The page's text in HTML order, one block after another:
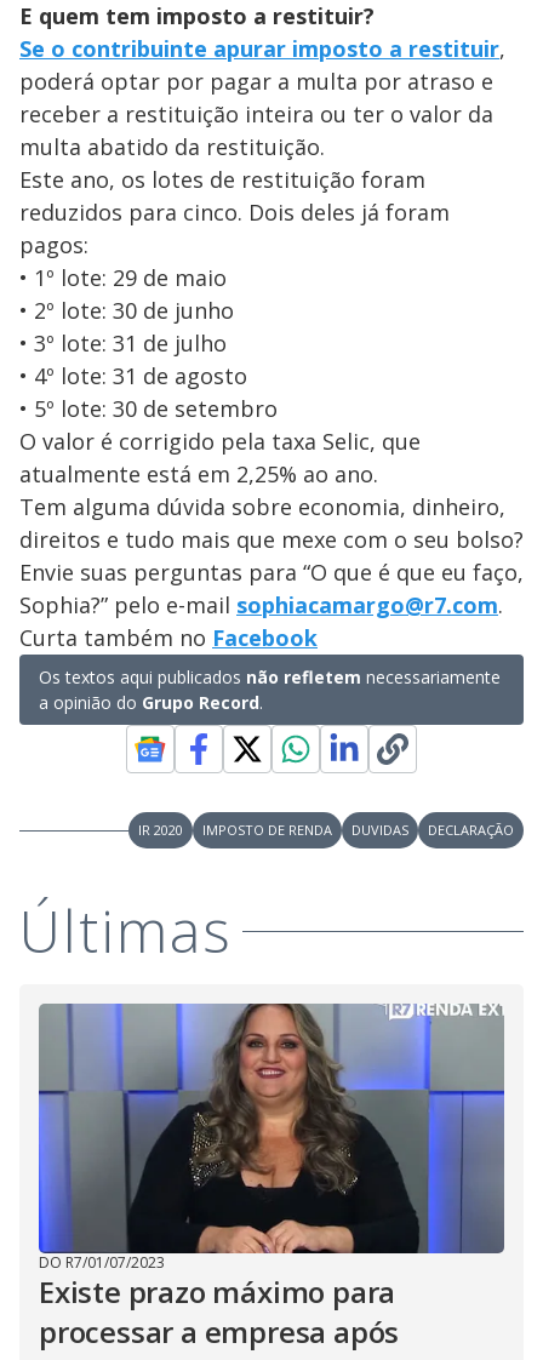
E quem tem imposto a restituir?
Se o contribuinte apurar imposto a restituir,
poderá optar por pagar a multa por atraso e
receber a restituição inteira ou ter o valor da
multa abatido da restituição.
Este ano, os lotes de restituição foram
reduzidos para cinco. Dois deles já foram
pagos:
• 1º lote: 29 de maio
• 2º lote: 30 de junho
• 3º lote: 31 de julho
• 4º lote: 31 de agosto
• 5º lote: 30 de setembro
O valor é corrigido pela taxa Selic, que
atualmente está em 2,25% ao ano.
Tem alguma dúvida sobre economia, dinheiro,
direitos e tudo mais que mexe com o seu bolso?
Envie suas perguntas para “O que é que eu faço,
Sophia?” pelo e-mail sophiacamargo@r7.com.
Curta também no Facebook
Os textos aqui publicados não refletem necessariamente
a opinião do Grupo Record.
IR 2020 IMPOSTO DE RENDA DUVIDAS DECLARAÇÃO
Últimas
DO R7/01/07/2023
Existe prazo máximo para
processar a empresa após